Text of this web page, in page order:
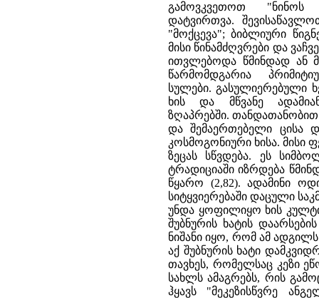
გამოვკვეთოთ
დატვირთვა.
"მოქცევა"; ბიბლიური
მისი წინამძღვრები და
ითვლებოდა წმინდად ან
წარმომდგარია
სულები. გასულიერებული
ხის და მწვანე
ზღაპრებში.
და შემაერთებელი ცისა
კოსმოგონიური ხისა. მისი
ზეცას სწვდება. ეს
ტრადიციაში იზრდება
წყარო (2,82). ადამინი
სიტყვიერებაში დაცული
უნდა ყოფილიყო ხის
შუბნურის ხატის
ნიშანი იყო, რომ ამ
აქ შუბნურის ხატი
თავხეს, რომელსაც კეზი
სახლს ამაგრებს, რის
ჰყავს "მეკეზისწვრე